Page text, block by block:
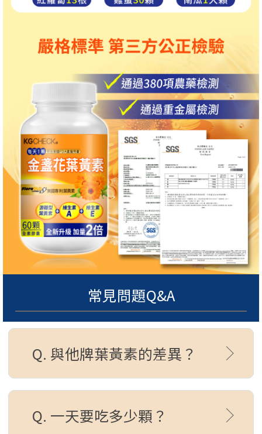
常見問題Q&A
Q. 與他牌葉黃素的差異？
Q. 一天要吃多少顆？